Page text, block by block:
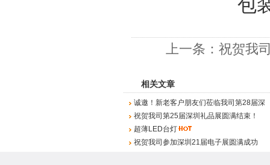
包
上一条： 祝贺我
相关文章
诚邀！新老客户朋友们莅临我司第28届深
圳国际礼品展！
祝贺我司第25届深圳礼品展圆满结束！
超薄LED台灯
祝贺我司参加深圳21届电子展圆满成功